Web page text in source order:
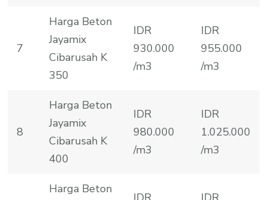
7
Harga Beton
Jayamix
Cibarusah K
350
IDR
930.000
/m3
IDR
955.000
/m3
8
Harga Beton
Jayamix
Cibarusah K
400
IDR
980.000
/m3
IDR
1.025.000
/m3
Harga Beton